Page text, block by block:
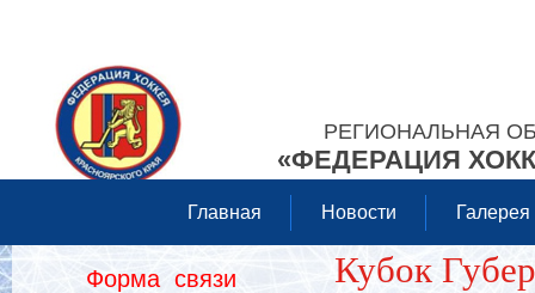
РЕГИОНАЛЬНАЯ
«ФЕДЕРАЦИЯ
Главная Новости Галерея
Форма связи Кубок